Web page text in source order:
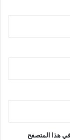
في هذا المتصفح